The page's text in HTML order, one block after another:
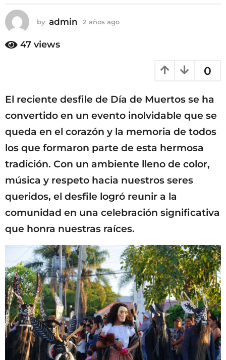
g
o
a
a
g
by admin 2 años ago
47 views
0
El reciente desfile de Día de Muertos se ha
convertido en un evento inolvidable que se
queda en el corazón y la memoria de todos
los que formaron parte de esta hermosa
tradición. Con un ambiente lleno de color,
música y respeto hacia nuestros seres
queridos, el desfile logró reunir a la
comunidad en una celebración significativa
que honra nuestras raíces.